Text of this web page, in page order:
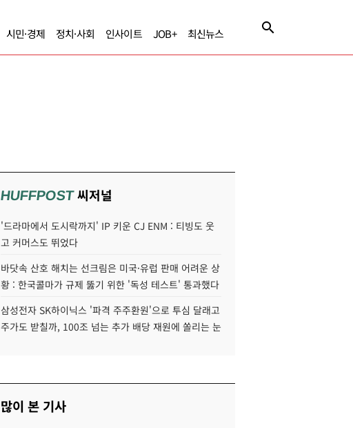
시민·경제 정치·사회 인사이트 JOB+ 최신뉴스
HUFFPOST씨저널
'드라마에서 도시락까지' IP 키운 CJ ENM : 티빙도 웃
고 커머스도 뛰었다
바닷속 산호 해치는 선크림은 미국·유럽 판매 어려운 상
황 : 한국콜마가 규제 뚫기 위한 '독성 테스트' 통과했다
삼성전자 SK하이닉스 '파격 주주환원'으로 투심 달래고
주가도 받칠까, 100조 넘는 추가 배당 재원에 쏠리는 눈
많이 본 기사